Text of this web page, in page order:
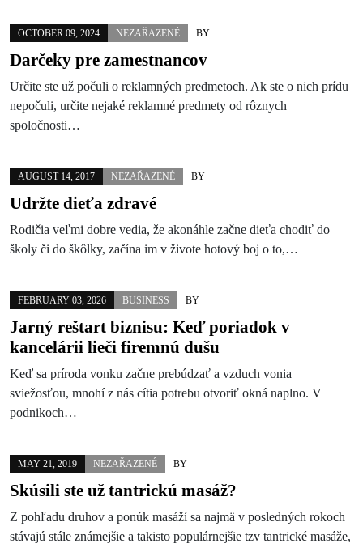
OCTOBER 09, 2024 NEZAŘAZENÉ BY
Darčeky pre zamestnancov
Určite ste už počuli o reklamných predmetoch. Ak ste o nich prídu
nepočuli, určite nejaké reklamné predmety od rôznych
spoločnosti…
AUGUST 14, 2017 NEZAŘAZENÉ BY
Udržte dieťa zdravé
Rodičia veľmi dobre vedia, že akonáhle začne dieťa chodiť do
školy či do škôlky, začína im v živote hotový boj o to,…
FEBRUARY 03, 2026 BUSINESS BY
Jarný reštart biznisu: Keď poriadok v
kancelárii lieči firemnú dušu
Keď sa príroda vonku začne prebúdzať a vzduch vonia
sviežosťou, mnohí z nás cítia potrebu otvoriť okná naplno. V
podnikoch…
MAY 21, 2019 NEZAŘAZENÉ BY
Skúsili ste už tantrickú masáž?
Z pohľadu druhov a ponúk masáží sa najmä v posledných rokoch
stávajú stále známejšie a takisto populárnejšie tzv tantrické masáže,